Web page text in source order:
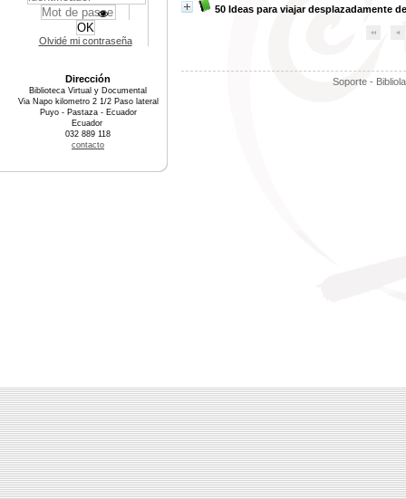
50 Ideas para viajar desplazadamente
Soporte -
Olvidé mi contraseña
Dirección
Biblioteca Virtual y Documental
Via Napo kilometro 2 1/2 Paso lateral
Puyo - Pastaza - Ecuador
Ecuador
032 889 118
contacto